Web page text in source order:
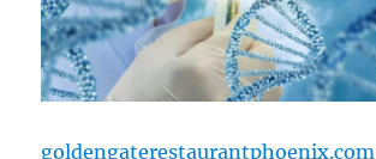
goldengaterestaurantphoenix.com